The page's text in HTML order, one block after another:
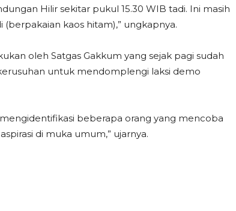
Hilir sekitar pukul 15.30 WIB tadi. Ini masih
kaos hitam),” ungkapnya.
oleh Satgas Gakkum yang sejak pagi sudah
untuk mendomplengi laksi demo
beberapa orang yang mencoba
di muka umum,” ujarnya.